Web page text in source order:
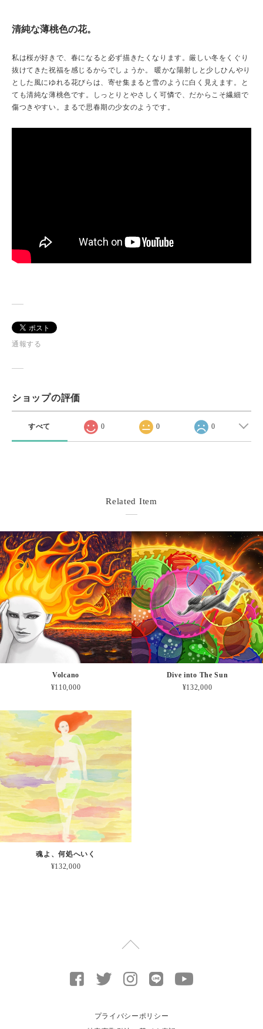
清純な薄桃色の花。
私は桜が好きで、春になると必ず描きたくなります。厳しい冬をくぐり
抜けてきた祝福を感じるからでしょうか。 暖かな陽射しと少しひんやり
とした風にゆれる花びらは、寄せ集まると雪のように白く見えます。と
ても清純な薄桃色です。しっとりとやさしく可憐で、だからこそ繊細で
傷つきやすい。まるで思春期の少女のようです。
通報する
ショップの評価
すべて 0 0 0
Related Item
Volcano
¥110,000
Dive into The Sun
¥132,000
魂よ、何処へいく
¥132,000
プライバシーポリシー